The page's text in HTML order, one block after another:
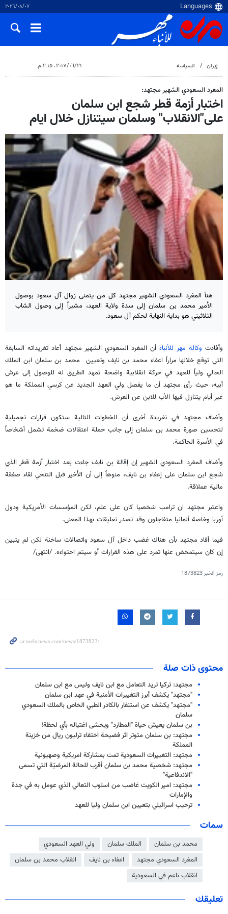
٠٧‏/٠٨‏/٢٠٢٦
إيران السياسة ٢١‏/٠٦‏/٢٠١٧، ٢:١٥ م
المغرد السعودي الشهير مجتهد:
اختبار أزمة قطر شجع ابن سلمان
على"الانقلاب" وسلمان سيتنازل خلال ايام
هنأ المغرد السعودي الشهير مجتهد كل من يتمنى زوال آل سعود بوصول
الأمير محمد بن سلمان إلى سدة ولاية العهد، مشيراً إلى وصول الشاب
الثلاثيني هو بداية النهاية لحكم آل سعود.
وأفادت وكالة مهر للأنباءأن المغرد السعودي الشهير مجتهد أعاد تغريداته السابقة
التي توقع خلالها مراراً اعفاء محمد بن نايف وتعيين محمد بن سلمان ابن الملك
الحالي ولياً للعهد في حركة انقلابية واضحة تمهد الطريق له للوصول إلى عرش
أبيه، حيث رأى مجتهد أن ما يفصل ولي العهد الجديد عن كرسي المملكة ما هو
غير أيام يتنازل فيها الأب للابن عن العرش.
وأضاف مجتهد في تغريدة أخرى أن الخطوات التالية ستكون قرارات تجميلية
لتحسين صورة محمد بن سلمان إلى جانب حملة اعتقالات ضخمة تشمل أشخاصاً
في الأسرة الحاكمة.
وأضاف المغرد السعودي الشهير إن إقالة بن نايف جاءت بعد اختبار أزمة قطر الذي
شجع ابن سلمان على إعفاء بن نايف، منوهاً إلى أن الأخير قبل التنحي لقاء صفقة
مالية عملاقة.
واعتبر مجتهد ان ترامب شخصيا كان على علم، لكن المؤسسات الأمريكية ودول
أوربا وخاصة ألمانيا متفاجئون وقد تصدر تعليقات بهذا المعنى.
فيما أفاد مجتهد بأن هناك غضب داخل آل سعود واتصالات ساخنة لكن لم يتبين
إن كان سيتمخض عنها تمرد على هذه القرارات أو سيتم احتواءه. /انتهى/
رمز الخبر1873823
محتوى ذات صلة
مجتهد: تركيا تريد التعامل مع ابن نايف وليس مع ابن سلمان
"مجتهد" يكشف أبرز التغييرات الأمنية في عهد ابن سلمان
"مجتهد" يكشف عن استنفار بالكادر الطبي الخاص بالملك السعودي
سلمان
بن سلمان يعيش حياة "المطارد" ويخشى اغتياله بأي لحظة!
مجتهد: بن سلمان متوتر اثر فضيحة اختفاء ترليون ريال من خزينة
المملكة
مجتهد: التغييرات السعودية تمت بمشاركة امريكية وصهيونية
مجتهد: شخصية محمد بن سلمان أقرب للحالة المرضيّة التي تسمى
"الاندفاعية"
مجتهد: امير الكويت غاضب من اسلوب التعالي الذي عومل به في جدة
والإمارات
ترحيب اسرائيلي بتعيين ابن سلمان وليا للعهد
سمات
محمد بن سلمان الملك سلمان
ولي العهد السعودي
المغرد السعودي مجتهد
اعفاء بن نايف
انقلاب محمد بن سلمان
انقلاب ناعم في السعودية
تعليقك